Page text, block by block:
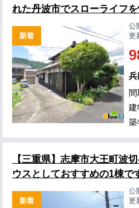
れた丹波市でスローライフ
新着
公
更
兵
建
築
【三重県】志摩市大王町波
ウスとしておすすめの1棟で
新着
公
更